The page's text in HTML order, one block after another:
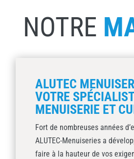
NOTRE
ALUTEC
VOTRE
MENUISERIE ET
Fort de nombreuses années
ALUTEC-Menuiseries a
faire à la hauteur de vos